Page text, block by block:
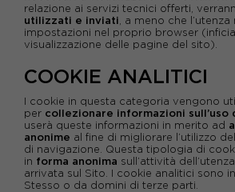
relazione ai servizi tecnici offerti,
utilizzati e inviati, a meno che
impostazioni nel proprio browser
visualizzazione delle pagine del sito).
COOKIE ANALITICI
I cookie in questa categoria vengono
per collezionare informazioni sull’uso
userà queste informazioni in merito ad
anonime al fine di migliorare l’utilizzo
di navigazione. Questa tipologia di
in forma anonima sull’attività
arrivata sul Sito. I cookie analitici sono
Stesso o da domini di terze parti.